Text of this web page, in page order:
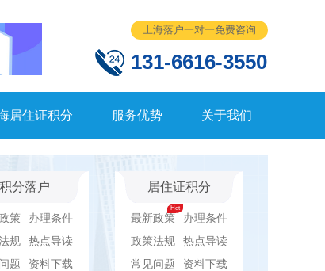
上海落户一对一免费咨询
131-6616-3550
居住证积分 服务优势 关于我们
积分落户
策
办理条件
规
热点导读
题
资料下载
居住证积分
最新政策
办理条件
政策法规
热点导读
常见问题
资料下载